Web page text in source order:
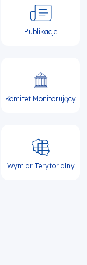
Publikacje
Komitet Monitorujący
Wymiar Terytorialny